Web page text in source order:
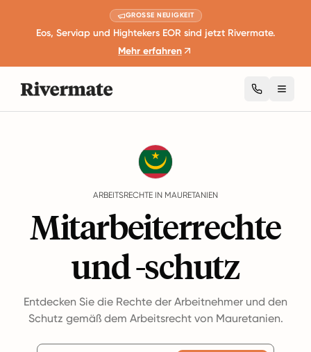
GROSSE NEUIGKEIT
Eos, Serviap und Hightekers EOR sind jetzt Rivermate.
Mehr erfahren
ARBEITSRECHTE IN MAURETANIEN
Mitarbeiterrechte
und -schutz
Entdecken Sie die Rechte der Arbeitnehmer und den
Schutz gemäß dem Arbeitsrecht von Mauretanien.